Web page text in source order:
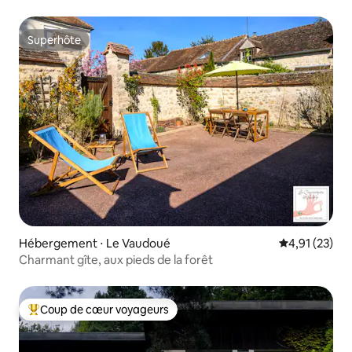
Superhôte
Superhôte
Hébergement ⋅ Le Vaudoué Évaluation
4,91 (23)
Charmant gîte, aux pieds de la forêt
Coups de cœur voyageurs les plus appréciés
Coup de cœur voyageurs